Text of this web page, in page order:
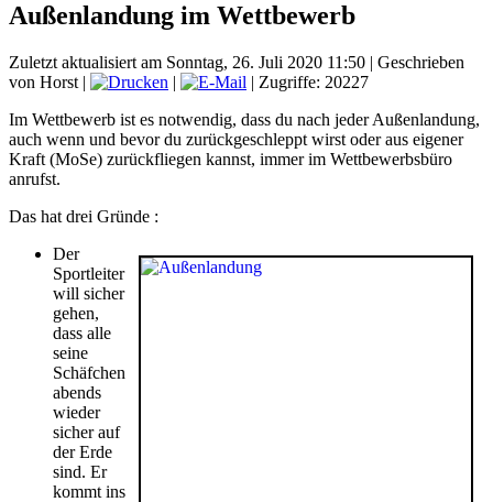
Außenlandung im Wettbewerb
Zuletzt aktualisiert am Sonntag, 26. Juli 2020 11:50 | Geschrieben
von Horst | |
| Zugriffe: 20227
Im Wettbewerb ist es notwendig, dass du nach jeder Außenlandung,
auch wenn und bevor du zurückgeschleppt wirst oder aus eigener
Kraft (MoSe) zurückfliegen kannst, immer im Wettbewerbsbüro
anrufst.
Das hat drei Gründe :
Der
Sportleiter
will sicher
gehen,
dass alle
seine
Schäfchen
abends
wieder
sicher auf
der Erde
sind. Er
kommt ins